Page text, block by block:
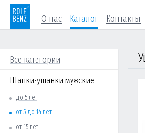
О нас Каталог Контакты
Все категории
Шапки-ушанки мужские
до 5 лет
от 5 до 14 лет
от 15 лет